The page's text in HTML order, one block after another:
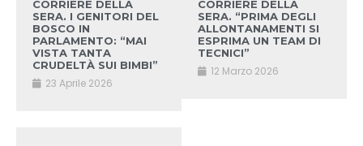
CORRIERE DELLA
SERA. I GENITORI DEL
BOSCO IN
PARLAMENTO: “MAI
VISTA TANTA
CRUDELTÀ SUI BIMBI”
23 Aprile 2026
CORRIERE DELLA
SERA. “PRIMA DEGLI
ALLONTANAMENTI SI
ESPRIMA UN TEAM DI
TECNICI”
12 Marzo 2026